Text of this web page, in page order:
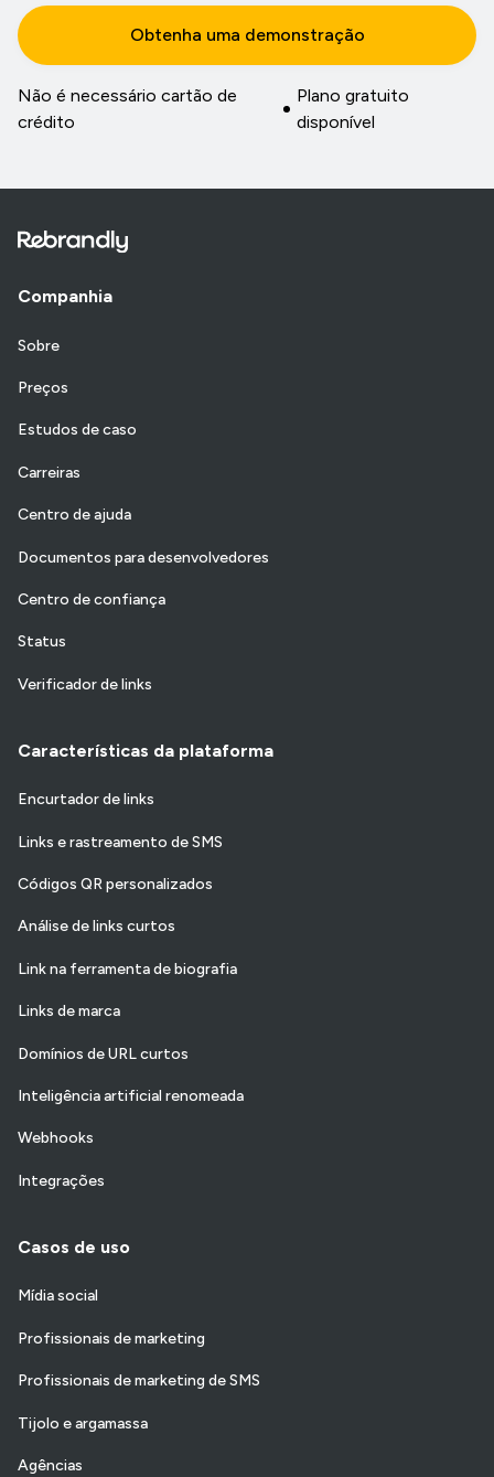
Obtenha uma demonstração
Não é necessário cartão de
crédito
Plano gratuito
disponível
Companhia
Sobre
Preços
Estudos de caso
Carreiras
Centro de ajuda
Documentos para desenvolvedores
Centro de confiança
Status
Verificador de links
Características da plataforma
Encurtador de links
Links e rastreamento de SMS
Códigos QR personalizados
Análise de links curtos
Link na ferramenta de biografia
Links de marca
Domínios de URL curtos
Inteligência artificial renomeada
Webhooks
Integrações
Casos de uso
Mídia social
Profissionais de marketing
Profissionais de marketing de SMS
Tijolo e argamassa
Agências